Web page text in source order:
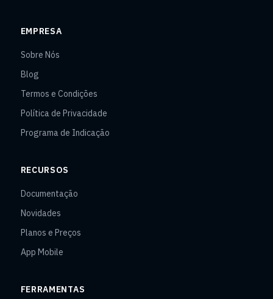
EMPRESA
Sobre Nós
Blog
Termos e Condições
Política de Privacidade
Programa de Indicação
RECURSOS
Documentação
Novidades
Planos e Preços
App Mobile
FERRAMENTAS